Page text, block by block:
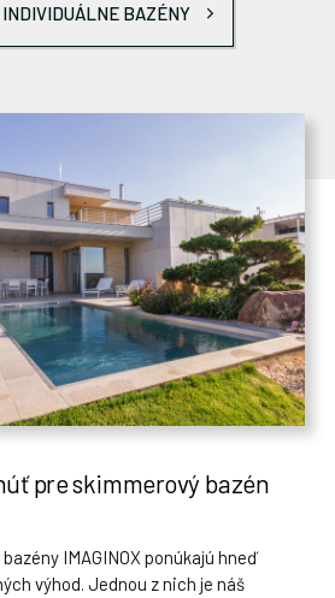
BAZÉNY
pre skimmerový bazén
IMAGINOX ponúkajú hneď
výhod. Jednou z nich je náš